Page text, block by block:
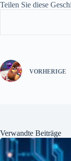
Teilen Sie diese
VORHERIGE
Verwandte Beiträge